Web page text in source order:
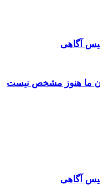
آگاهی
آگاهی